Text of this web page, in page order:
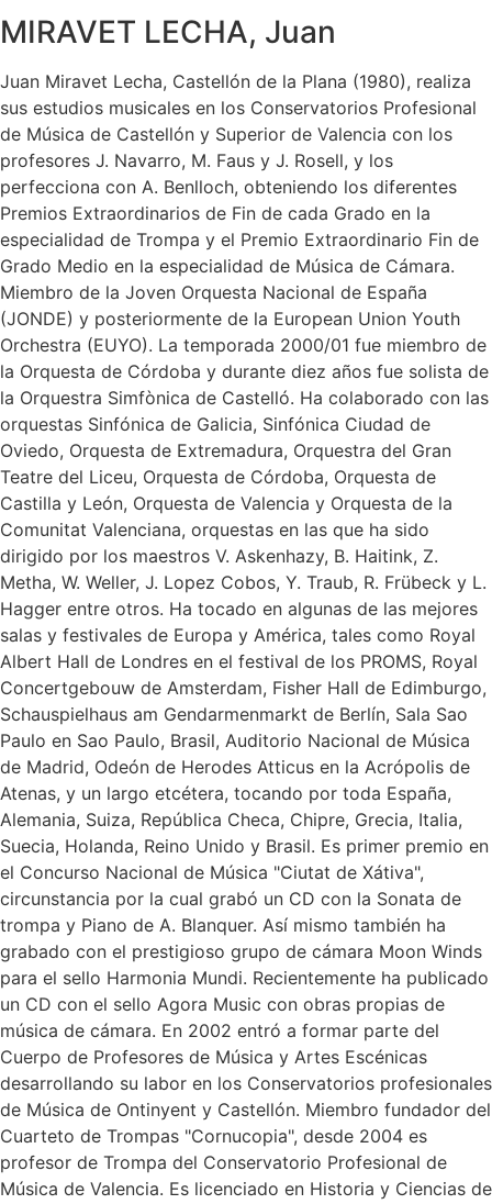
MIRAVET LECHA, Juan
Juan Miravet Lecha, Castellón de la Plana (1980), realiza
sus estudios musicales en los Conservatorios Profesional
de Música de Castellón y Superior de Valencia con los
profesores J. Navarro, M. Faus y J. Rosell, y los
perfecciona con A. Benlloch, obteniendo los diferentes
Premios Extraordinarios de Fin de cada Grado en la
especialidad de Trompa y el Premio Extraordinario Fin de
Grado Medio en la especialidad de Música de Cámara.
Miembro de la Joven Orquesta Nacional de España
(JONDE) y posteriormente de la European Union Youth
Orchestra (EUYO). La temporada 2000/01 fue miembro de
la Orquesta de Córdoba y durante diez años fue solista de
la Orquestra Simfònica de Castelló. Ha colaborado con las
orquestas Sinfónica de Galicia, Sinfónica Ciudad de
Oviedo, Orquesta de Extremadura, Orquestra del Gran
Teatre del Liceu, Orquesta de Córdoba, Orquesta de
Castilla y León, Orquesta de Valencia y Orquesta de la
Comunitat Valenciana, orquestas en las que ha sido
dirigido por los maestros V. Askenhazy, B. Haitink, Z.
Metha, W. Weller, J. Lopez Cobos, Y. Traub, R. Frübeck y L.
Hagger entre otros. Ha tocado en algunas de las mejores
salas y festivales de Europa y América, tales como Royal
Albert Hall de Londres en el festival de los PROMS, Royal
Concertgebouw de Amsterdam, Fisher Hall de Edimburgo,
Schauspielhaus am Gendarmenmarkt de Berlín, Sala Sao
Paulo en Sao Paulo, Brasil, Auditorio Nacional de Música
de Madrid, Odeón de Herodes Atticus en la Acrópolis de
Atenas, y un largo etcétera, tocando por toda España,
Alemania, Suiza, República Checa, Chipre, Grecia, Italia,
Suecia, Holanda, Reino Unido y Brasil. Es primer premio en
el Concurso Nacional de Música "Ciutat de Xátiva",
circunstancia por la cual grabó un CD con la Sonata de
trompa y Piano de A. Blanquer. Así mismo también ha
grabado con el prestigioso grupo de cámara Moon Winds
para el sello Harmonia Mundi. Recientemente ha publicado
un CD con el sello Agora Music con obras propias de
música de cámara. En 2002 entró a formar parte del
Cuerpo de Profesores de Música y Artes Escénicas
desarrollando su labor en los Conservatorios profesionales
de Música de Ontinyent y Castellón. Miembro fundador del
Cuarteto de Trompas "Cornucopia", desde 2004 es
profesor de Trompa del Conservatorio Profesional de
Música de Valencia. Es licenciado en Historia y Ciencias de